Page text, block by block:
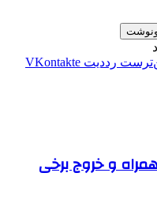
‫رددیت ‫VKontakte
و خروج برخی